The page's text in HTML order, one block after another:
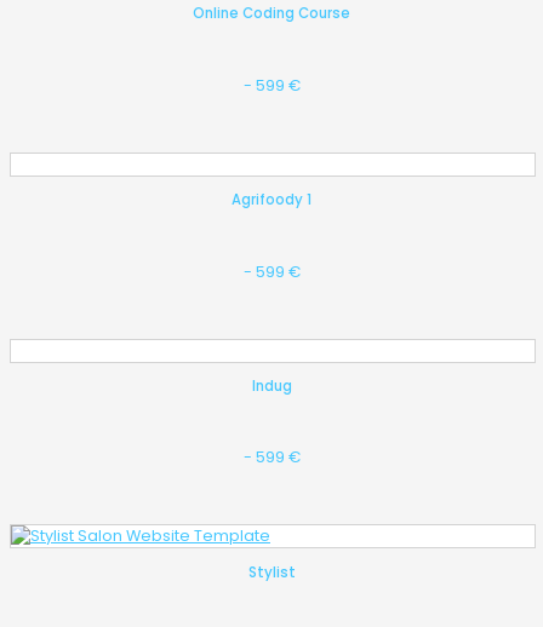
Online Coding Course
- 599 €
Agrifoody 1
- 599 €
Indug
- 599 €
Stylist